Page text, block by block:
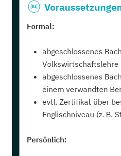
Formal:
abgeschlossenes
Volkswirtschaftslehre
abgeschlossenes
einem verwandten
evtl. Zertifikat über
Englischniveau (z. B.
Persönlich: